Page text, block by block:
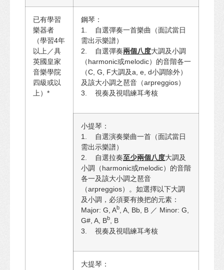
已有學習
樂器者
（學習4年
以上／具
英國皇家
音樂學院
四級或以
上）*
鋼琴：
1. 自選彈奏一首樂曲（面試當日
需出示樂譜）
2. 自選彈奏兩個八度大調及小調
（harmonic或melodic）的音階各一
（C, G, F大調及a, e, d小調除外）
及該大小調之琶音（arpreggios）
3. 視奏及視唱練耳考核
小提琴：
1. 自選演奏樂曲一首（面試當日
需出示樂譜）
2. 自選拉奏至少兩個八度大調及
小調（harmonic或melodic）的音階
各一及該大小調之琶音
（arpreggios）。如選擇以下大調
及小調，必須要有換把的元素：
Major: G, Ab , A, Bb, B ／ Minor: G,
G#, A, Bb
, B
3. 視奏及視唱練耳考核
大提琴：